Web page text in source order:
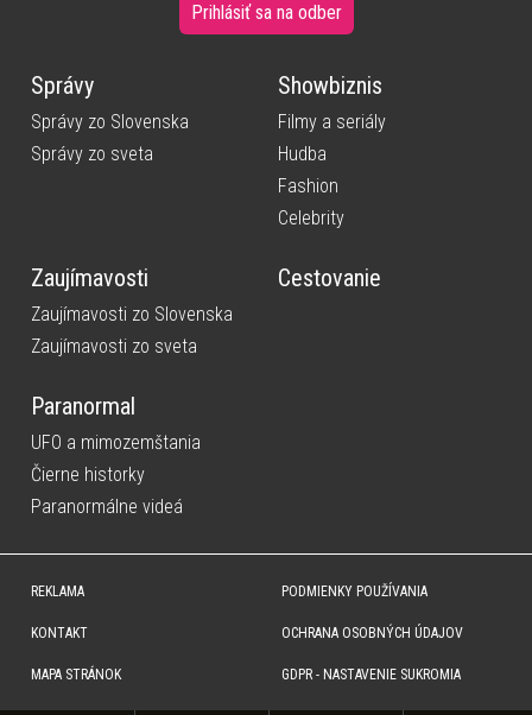
Prihlásiť sa na odber
Správy
Správy zo Slovenska
Správy zo sveta
Showbiznis
Filmy a seriály
Hudba
Fashion
Celebrity
Zaujímavosti
Zaujímavosti zo Slovenska
Zaujímavosti zo sveta
Cestovanie
Paranormal
UFO a mimozemštania
Čierne historky
Paranormálne videá
REKLAMA
KONTAKT
MAPA STRÁNOK
PODMIENKY POUŽÍVANIA
OCHRANA OSOBNÝCH ÚDAJOV
GDPR - NASTAVENIE SUKROMIA